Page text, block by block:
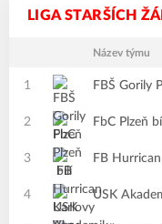
LIGA STARŠÍCH
Název týmu
1 FBŠ Gorily
2 FbC Plzeň
3 FB
4 USK